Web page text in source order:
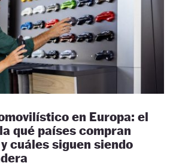
en Europa: el
qué países compran
cuáles siguen siendo